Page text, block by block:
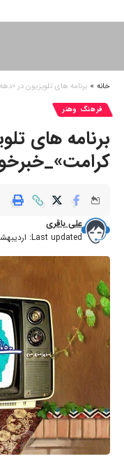
خانه » برنامه های تلویزیون در
فرهنگ وهنر
برنامه های
Last updated: اردیبهشت ۱۹, ۱۴۰۳ ۸:۵۱ ب٫ظ
علی باقری